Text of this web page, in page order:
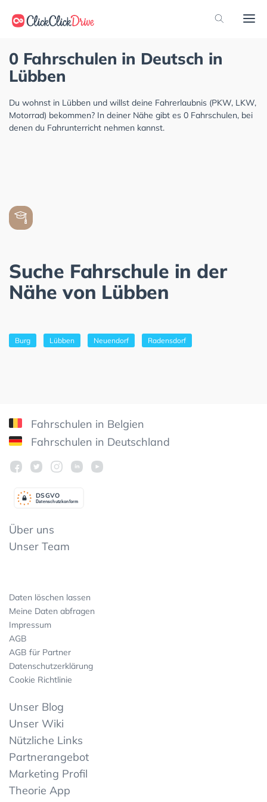
0 Fahrschulen in Deutsch in
Lübben
Du wohnst in Lübben und willst deine Fahrerlaubnis (PKW, LKW,
Motorrad) bekommen? In deiner Nähe gibt es 0 Fahrschulen, bei
denen du Fahrunterricht nehmen kannst.
Suche Fahrschule in der
Nähe von Lübben
Burg Lübben Neuendorf Radensdorf
Fahrschulen in Belgien
Fahrschulen in Deutschland
Datenschutzkonform
DSGVO
Über uns
Unser Team
Daten löschen lassen
Meine Daten abfragen
Impressum
AGB
AGB für Partner
Datenschutzerklärung
Cookie Richtlinie
Unser Blog
Unser Wiki
Nützliche Links
Partnerangebot
Marketing Profil
Theorie App